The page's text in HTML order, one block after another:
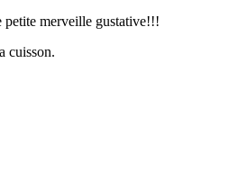
petite merveille gustative!!!
cuisson.